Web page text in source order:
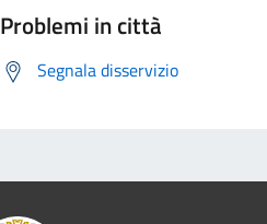
Problemi in città
Segnala disservizio